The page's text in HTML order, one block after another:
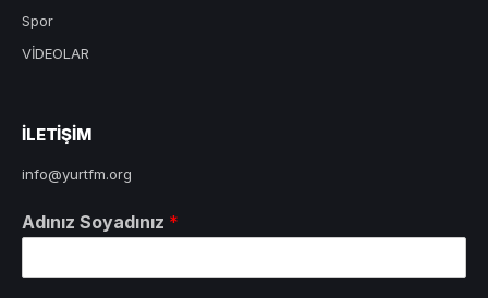
Spor
VİDEOLAR
ILETIŞIM
info@yurtfm.org
Adınız Soyadınız *